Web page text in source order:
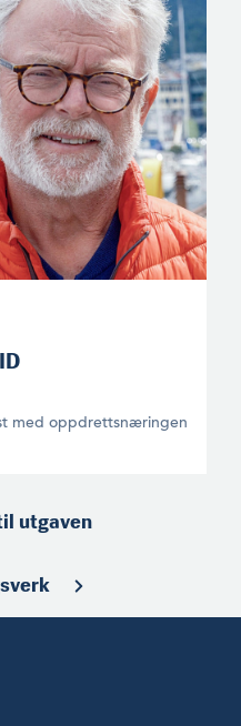
med oppdrettsnæringen
utgaven